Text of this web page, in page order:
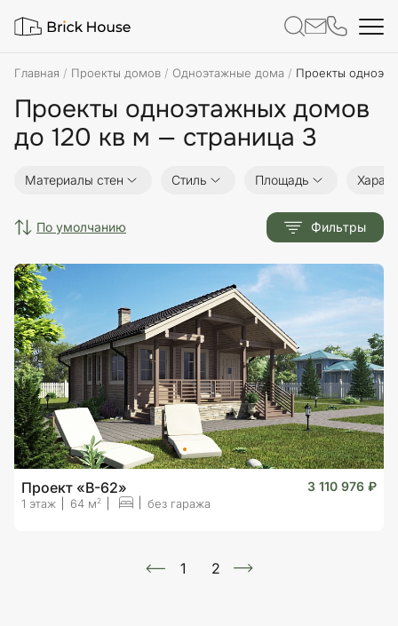
Главная Проекты домов Одноэтажные дома Проекты
Проекты одноэтажных домов
до 120 кв м — страница 3
Материалы стен Стиль Площадь
по умолчанию Фильтры
Проект «B-62» 3 110 976 ₽
1 этаж 64 м2 без гаража
1 2